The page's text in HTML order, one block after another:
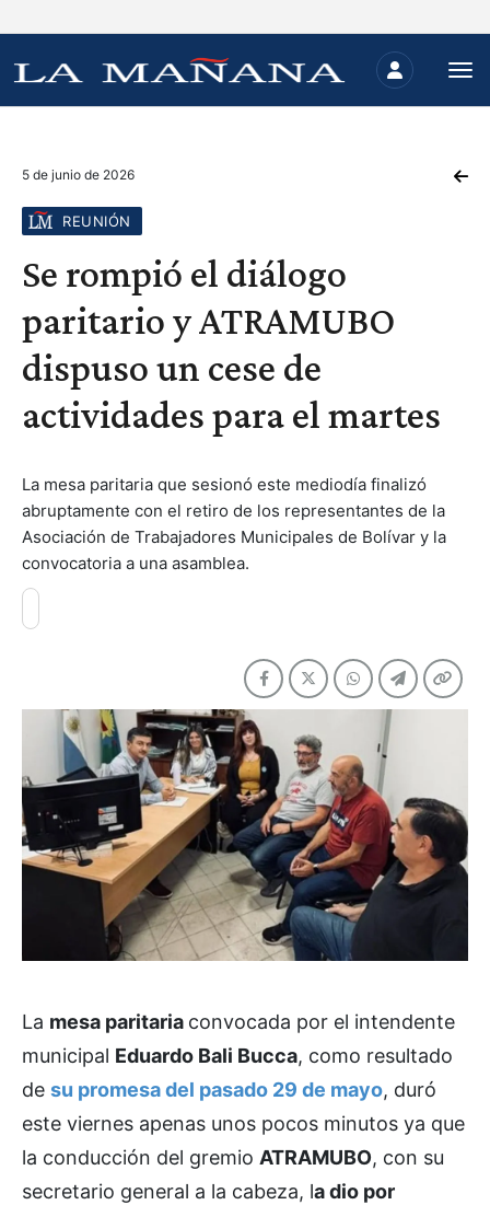
5 de junio de 2026
REUNIÓN
Se rompió el diálogo
paritario y ATRAMUBO
dispuso un cese de
actividades para el martes
La mesa paritaria que sesionó este mediodía finalizó
abruptamente con el retiro de los representantes de la
Asociación de Trabajadores Municipales de Bolívar y la
convocatoria a una asamblea.
La mesa paritaria convocada por el intendente
municipal Eduardo Bali Bucca, como resultado
de su promesa del pasado 29 de mayo, duró
este viernes apenas unos pocos minutos ya que
la conducción del gremio ATRAMUBO, con su
secretario general a la cabeza, la dio por